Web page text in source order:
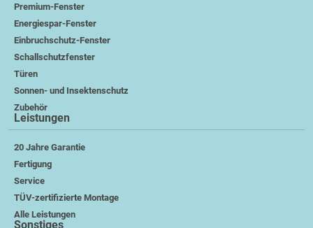
Premium-Fenster
Energiespar-Fenster
Einbruchschutz-Fenster
Schallschutzfenster
Türen
Sonnen- und Insektenschutz
Zubehör
Leistungen
20 Jahre Garantie
Fertigung
Service
TÜV-zertifizierte Montage
Alle Leistungen
Sonstiges